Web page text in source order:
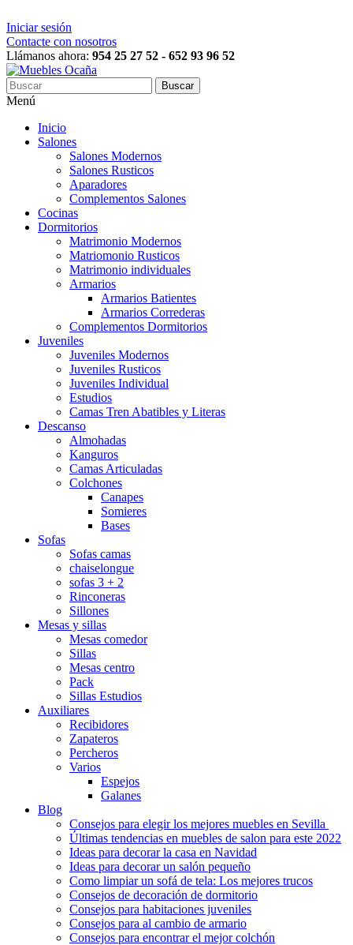
Iniciar sesión
Contacte con nosotros
Llámanos ahora: 954 25 27 52 - 652 93 96 52
Buscar
Menú
Inicio
Salones
Salones Modernos
Salones Rusticos
Aparadores
Complementos Salones
Cocinas
Dormitorios
Matrimonio Modernos
Matriomonio Rusticos
Matrimonio individuales
Armarios
Armarios Batientes
Armarios Correderas
Complementos Dormitorios
Juveniles
Juveniles Modernos
Juveniles Rusticos
Juveniles Individual
Estudios
Camas Tren Abatibles y Literas
Descanso
Almohadas
Kanguros
Camas Articuladas
Colchones
Canapes
Somieres
Bases
Sofas
Sofas camas
chaiselongue
sofas 3 + 2
Rinconeras
Sillones
Mesas y sillas
Mesas comedor
Sillas
Mesas centro
Pack
Sillas Estudios
Auxiliares
Recibidores
Zapateros
Percheros
Varios
Espejos
Galanes
Blog
Consejos para elegir los mejores muebles en Sevilla
Últimas tendencias en muebles de salon para este 2022
Ideas para decorar la casa en Navidad
Ideas para decorar un salón pequeño
Como limpiar un sofá de tela: Los mejores trucos
Consejos de decoración de dormitorio
Consejos para habitaciones juveniles
Consejos para al cambio de armario
Consejos para encontrar el mejor colchón